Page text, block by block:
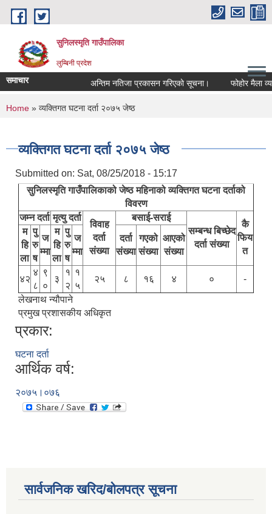
Skip to main content
सुनिलस्मृति गाउँपालिका
लुम्बिनी प्रदेश
समाचार अन्तिम नतिजा प्रकासन गरिएकाे सूचना। फोहोर मैला
You are here
Home » व्यक्तिगत घटना दर्ता २०७५ जेष्ठ
व्यक्तिगत घटना दर्ता २०७५ जेष्ठ
Submitted on: Sat, 08/25/2018 - 15:17
सुनिलस्मृति गाउँपालिकाको जेष्ठ महिनाको व्यक्तिगत घटना दर्ताको
विवरण
जम्न दर्ता मृत्यु दर्ता
विवाह
दर्ता
संख्या
बसाई-सराई
सम्बन्ध बिच्छेद
दर्ता संख्या
कै
फिय
त
म
हि
ला
पु
रु
ष
ज
म्मा
म
हि
ला
पु
रु
ष
ज
म्मा
दर्ता
संख्या
गएको
संख्या
आएको
संख्या
४२
४
८
९
०
३
१
२
१
५
२५ ८ १६ ४ ०
-
लेखनाथ न्यौपाने
प्रमुख प्रशासकीय अधिकृत
प्रकार:
घटना दर्ता
आर्थिक वर्ष:
२०७५।०७६
सार्वजनिक खरिद/बोलपत्र सूचना